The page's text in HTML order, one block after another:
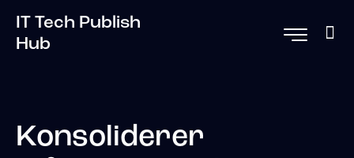
IT Tech Publish
Hub
Konsoliderer